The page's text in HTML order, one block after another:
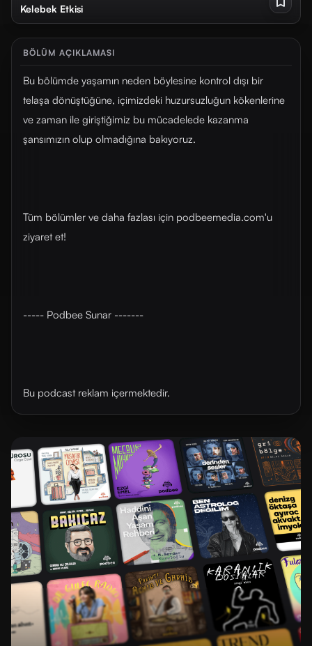
Kelebek Etkisi
BÖLÜM AÇIKLAMASI
Bu bölümde yaşamın neden böylesine kontrol dışı bir
telaşa dönüştüğüne, içimizdeki huzursuzluğun kökenlerine
ve zaman ile giriştiğimiz bu mücadelede kazanma
şansımızın olup olmadığına bakıyoruz.
Tüm bölümler ve daha fazlası için ⁠podbeemedia.com⁠'u
ziyaret et!
----- Podbee Sunar -------
Bu podcast reklam içermektedir.